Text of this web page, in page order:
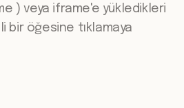
) veya iframe'e yükledikleri
bir öğesine tıklamaya